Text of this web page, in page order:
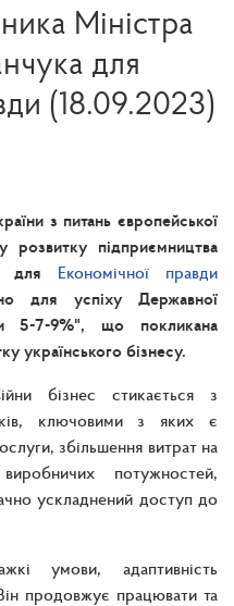
Міністра
для
(18.09.2023)
з питань європейської
розвитку підприємництва
для Економічної правди
для успіху Державної
5-7-9%", що покликана
українського бізнесу.
бізнес стикається з
ключовими з яких є
збільшення витрат на
потужностей,
ускладнений доступ до
умови, адаптивність
продовжує працювати та